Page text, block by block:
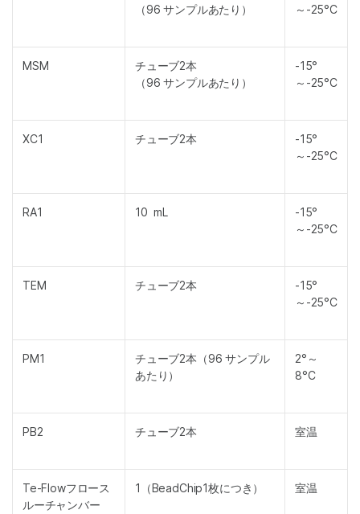
（96 サンプルあたり）
～-25°C
MSM
チューブ2本
（96 サンプルあたり）
-15°
～-25°C
XC1 チューブ2本
-15°
～-25°C
RA1 10 mL
-15°
～-25°C
TEM チューブ2本
-15°
～-25°C
PM1
チューブ2本（96 サンプル
あたり）
2°～
8°C
PB2 チューブ2本 室温
Te-Flowフロース
ルーチャンバー
1（BeadChip1枚につき） 室温